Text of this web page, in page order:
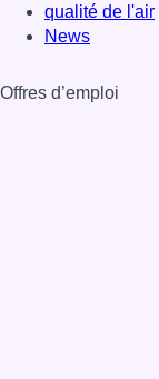
qualité de l'air
News
Offres d’emploi